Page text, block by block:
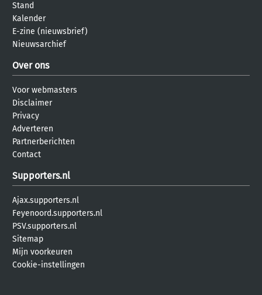
Stand
Kalender
E-zine (nieuwsbrief)
Nieuwsarchief
Over ons
Voor webmasters
Disclaimer
Privacy
Adverteren
Partnerberichten
Contact
Supporters.nl
Ajax.supporters.nl
Feyenoord.supporters.nl
PSV.supporters.nl
Sitemap
Mijn voorkeuren
Cookie-instellingen